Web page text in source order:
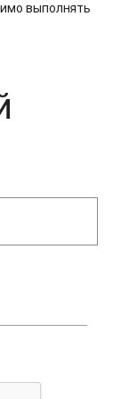
выполнять